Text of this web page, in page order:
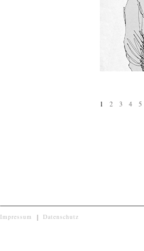
1 2 3 4 5
Impressum | Datenschutz